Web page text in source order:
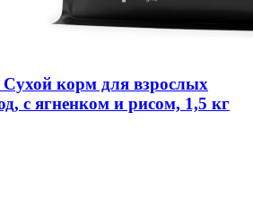
корм для взрослых
с ягненком и рисом, 1,5 кг